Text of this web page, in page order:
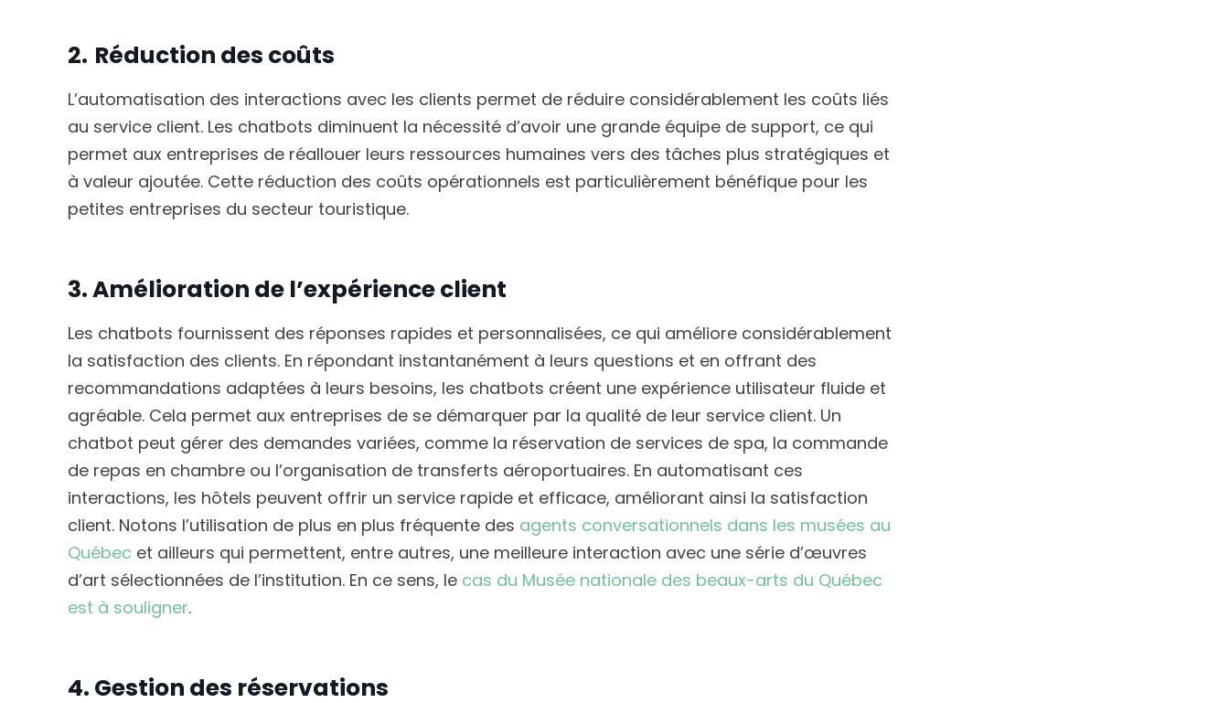
2. Réduction des coûts
L’automatisation des interactions avec les clients permet de réduire considérablement les coûts liés
au service client. Les chatbots diminuent la nécessité d’avoir une grande équipe de support, ce qui
permet aux entreprises de réallouer leurs ressources humaines vers des tâches plus stratégiques et
à valeur ajoutée. Cette réduction des coûts opérationnels est particulièrement bénéfique pour les
petites entreprises du secteur touristique.
3. Amélioration de l’expérience client
Les chatbots fournissent des réponses rapides et personnalisées, ce qui améliore considérablement
la satisfaction des clients. En répondant instantanément à leurs questions et en offrant des
recommandations adaptées à leurs besoins, les chatbots créent une expérience utilisateur fluide et
agréable. Cela permet aux entreprises de se démarquer par la qualité de leur service client. Un
chatbot peut gérer des demandes variées, comme la réservation de services de spa, la commande
de repas en chambre ou l’organisation de transferts aéroportuaires. En automatisant ces
interactions, les hôtels peuvent offrir un service rapide et efficace, améliorant ainsi la satisfaction
client. Notons l’utilisation de plus en plus fréquente des agents conversationnels dans les musées au
Québec et ailleurs qui permettent, entre autres, une meilleure interaction avec une série d’œuvres
d’art sélectionnées de l’institution. En ce sens, le cas du Musée nationale des beaux-arts du Québec
est à souligner.
4. Gestion des réservations